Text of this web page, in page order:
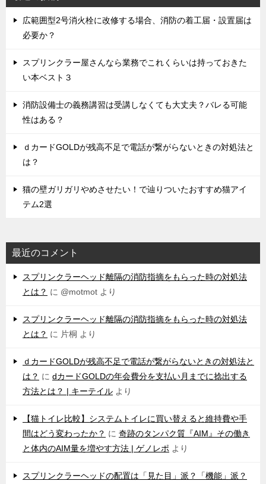
広範囲型2号消火栓に改修する場合、消防の着工届・設置届は
必要か？
スプリンクラー屋さんなら業務でこれくらいは持っておきた
い本ベスト３
消防設備士の義務講習は受講しなくても大丈夫？バレる可能
性はある？
ｄカードGOLDが残高不足で電話が繋がらないときの対処法と
は？
猫の壁ガリガリやめさせたい！で辿りついたおすすめ猫アイ
テム2選
最近のコメント
スプリンクラーヘッド離隔の消防指摘をもらった時の対処法
とは？ に @motmot より
スプリンクラーヘッド離隔の消防指摘をもらった時の対処法
とは？ に 片桐 より
ｄカードGOLDが残高不足で電話が繋がらないときの対処法と
は？ に dカードGOLDの年会費分を支払い月までに捻出する
方法とは？ | キーテイル より
【猫トイレ比較】システムトイレに買い替えると維持費や手
間はどう変わったか？ に 奇跡のタンパク質『AIM』その働き
と体内のAIM量を増やす方法 | ゲノレポ より
スプリンクラーヘッドの配置は「見た目」派？「機能」派？